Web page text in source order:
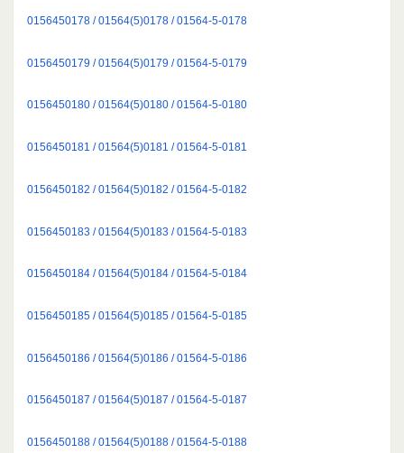
0156450178 / 01564(5)0178 / 01564-5-0178
0156450179 / 01564(5)0179 / 01564-5-0179
0156450180 / 01564(5)0180 / 01564-5-0180
0156450181 / 01564(5)0181 / 01564-5-0181
0156450182 / 01564(5)0182 / 01564-5-0182
0156450183 / 01564(5)0183 / 01564-5-0183
0156450184 / 01564(5)0184 / 01564-5-0184
0156450185 / 01564(5)0185 / 01564-5-0185
0156450186 / 01564(5)0186 / 01564-5-0186
0156450187 / 01564(5)0187 / 01564-5-0187
0156450188 / 01564(5)0188 / 01564-5-0188